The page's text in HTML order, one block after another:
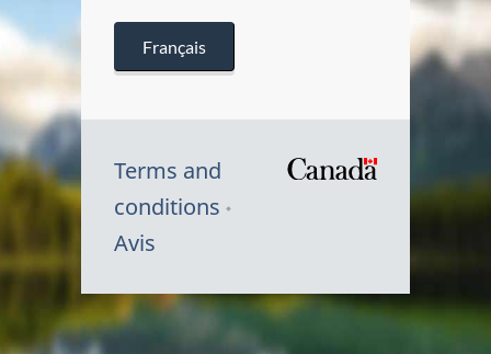
Français
Terms and
conditions
Avis
Symbole
du